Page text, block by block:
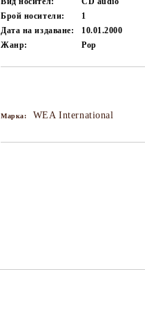
Брой носители:
1
Дата на издаване:
10.01.2000
Жанр:
Pop
Марка: WEA International